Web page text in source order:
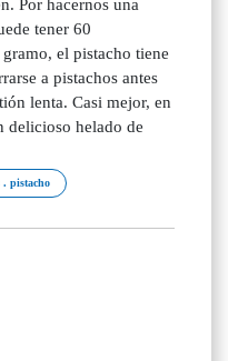
Por hacernos una
tener 60
el pistacho tiene
a pistachos antes
lenta. Casi mejor, en
delicioso helado de
. pistacho